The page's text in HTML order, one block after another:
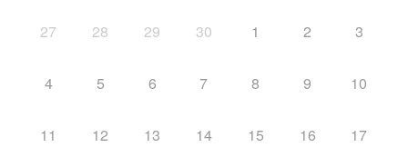
27 28 29 30 1 2 3
4 5 6 7 8 9 10
11 12 13 14 15 16 17